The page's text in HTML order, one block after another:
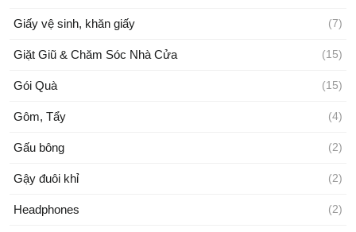
Giấy vệ sinh, khăn giấy (7)
Giặt Giũ & Chăm Sóc Nhà Cửa (15)
Gói Quà (15)
Gôm, Tẩy (4)
Gấu bông (2)
Gậy đuôi khỉ (2)
Headphones (2)